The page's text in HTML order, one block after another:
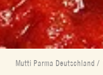
Mutti Parma Deutschland /